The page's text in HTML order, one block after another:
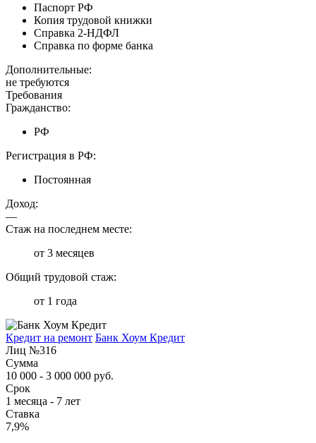
Паспорт РФ
Копия трудовой книжки
Справка 2-НДФЛ
Справка по форме банка
Дополнительные:
не требуются
Требования
Гражданство:
РФ
Регистрация в РФ:
Постоянная
Доход:
—
Стаж на последнем месте:
от 3 месяцев
Общий трудовой стаж:
от 1 года
Кредит на ремонт Банк Хоум Кредит
Лиц №316
Сумма
10 000 - 3 000 000 руб.
Срок
1 месяца - 7 лет
Ставка
7,9%